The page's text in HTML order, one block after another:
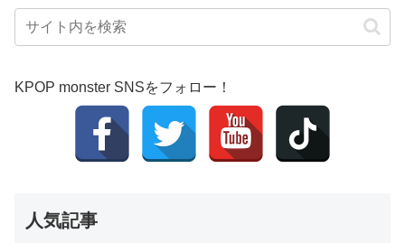
KPOP monster SNSをフォロー！
人気記事